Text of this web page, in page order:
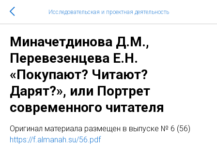
Исследовательская и проектная деятельность
Миначетдинова Д.М.,
Перевезенцева Е.Н.
«Покупают? Читают?
Дарят?», или Портрет
современного читателя
Оригинaл материала размещен в выпуске № 6 (56)
https://f.almanah.su/56.pdf